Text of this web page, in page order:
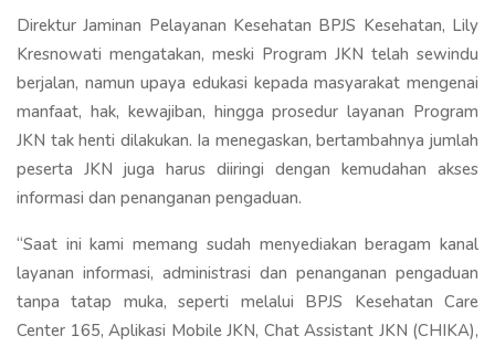
Direktur Jaminan Pelayanan Kesehatan BPJS Kesehatan, Lily
Kresnowati mengatakan, meski Program JKN telah sewindu
berjalan, namun upaya edukasi kepada masyarakat mengenai
manfaat, hak, kewajiban, hingga prosedur layanan Program
JKN tak henti dilakukan. Ia menegaskan, bertambahnya jumlah
peserta JKN juga harus diiringi dengan kemudahan akses
informasi dan penanganan pengaduan.
“Saat ini kami memang sudah menyediakan beragam kanal
layanan informasi, administrasi dan penanganan pengaduan
tanpa tatap muka, seperti melalui BPJS Kesehatan Care
Center 165, Aplikasi Mobile JKN, Chat Assistant JKN (CHIKA),